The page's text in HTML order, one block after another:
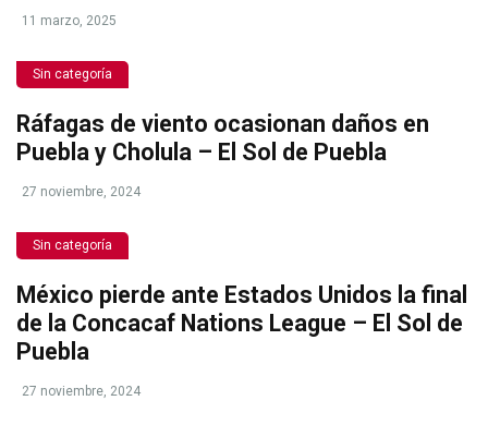
11 marzo, 2025
Sin categoría
Ráfagas de viento ocasionan daños en
Puebla y Cholula – El Sol de Puebla
27 noviembre, 2024
Sin categoría
México pierde ante Estados Unidos la final
de la Concacaf Nations League – El Sol de
Puebla
27 noviembre, 2024